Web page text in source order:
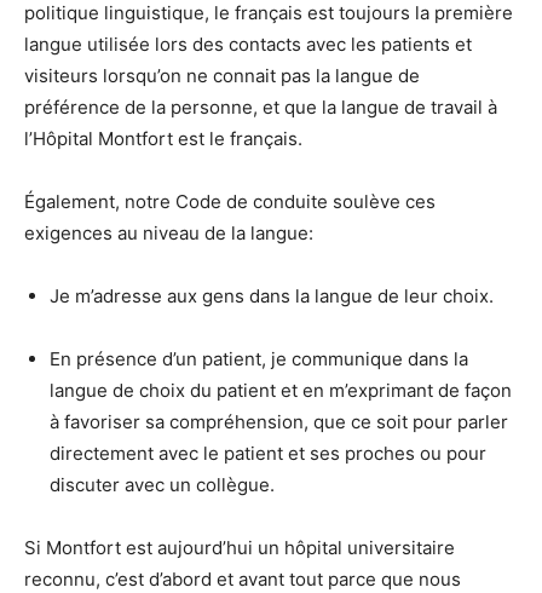
politique linguistique, le français est toujours la première
langue utilisée lors des contacts avec les patients et
visiteurs lorsqu’on ne connait pas la langue de
préférence de la personne, et que la langue de travail à
l’Hôpital Montfort est le français.
Également, notre Code de conduite soulève ces
exigences au niveau de la langue:
Je m’adresse aux gens dans la langue de leur choix.
En présence d’un patient, je communique dans la
langue de choix du patient et en m’exprimant de façon
à favoriser sa compréhension, que ce soit pour parler
directement avec le patient et ses proches ou pour
discuter avec un collègue.
Si Montfort est aujourd’hui un hôpital universitaire
reconnu, c’est d’abord et avant tout parce que nous